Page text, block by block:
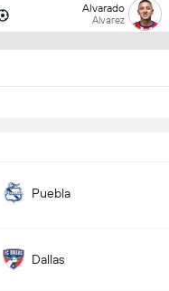
Alvarado
Alvarez
Puebla
Dallas